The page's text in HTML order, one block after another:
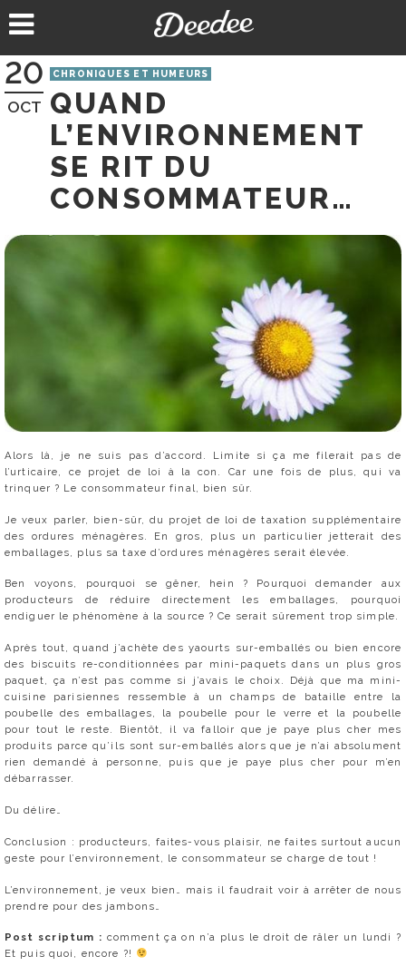
au
20
OCT
CHRONIQUES ET HUMEURS
QUAND
L’ENVIRONNEMENT
SE RIT DU
CONSOMMATEUR…
Alors là, je ne suis pas d’accord. Limite si ça me filerait pas de
l’urticaire, ce projet de loi à la con. Car une fois de plus, qui va
trinquer ? Le consommateur final, bien sûr.
Je veux parler, bien-sûr, du projet de loi de taxation supplémentaire
des ordures ménagères. En gros, plus un particulier jetterait des
emballages, plus sa taxe d’ordures ménagères serait élevée.
Ben voyons, pourquoi se gêner, hein ? Pourquoi demander aux
producteurs de réduire directement les emballages, pourquoi
endiguer le phénomène à la source ? Ce serait sûrement trop simple.
Après tout, quand j’achète des yaourts sur-emballés ou bien encore
des biscuits re-conditionnées par mini-paquets dans un plus gros
paquet, ça n’est pas comme si j’avais le choix. Déjà que ma mini-
cuisine parisiennes ressemble à un champs de bataille entre la
poubelle des emballages, la poubelle pour le verre et la poubelle
pour tout le reste. Bientôt, il va falloir que je paye plus cher mes
produits parce qu’ils sont sur-emballés alors que je n’ai absolument
rien demandé à personne, puis que je paye plus cher pour m’en
débarrasser.
Du délire…
Conclusion : producteurs, faites-vous plaisir, ne faites surtout aucun
geste pour l’environnement, le consommateur se charge de tout !
L’environnement, je veux bien… mais il faudrait voir à arrêter de nous
prendre pour des jambons…
Post scriptum : comment ça on n’a plus le droit de râler un lundi ?
Et puis quoi, encore ?!